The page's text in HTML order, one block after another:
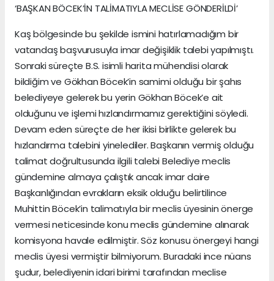
‘BAŞKAN BÖCEK’İN TALİMATIYLA MECLİSE GÖNDERİLDİ’
Kaş bölgesinde bu şekilde ismini hatırlamadığım bir
vatandaş başvurusuyla imar değişiklik talebi yapılmıştı.
Sonraki süreçte B.S. isimli harita mühendisi olarak
bildiğim ve Gökhan Böcek’in samimi olduğu bir şahıs
belediyeye gelerek bu yerin Gökhan Böcek’e ait
olduğunu ve işlemi hızlandırmamız gerektiğini söyledi.
Devam eden süreçte de her ikisi birlikte gelerek bu
hızlandırma talebini yinelediler. Başkanın vermiş olduğu
talimat doğrultusunda ilgili talebi Belediye meclis
gündemine almaya çalıştık ancak imar daire
Başkanlığından evrakların eksik olduğu belirtilince
Muhittin Böcek’in talimatıyla bir meclis üyesinin önerge
vermesi neticesinde konu meclis gündemine alınarak
komisyona havale edilmiştir. Söz konusu önergeyi hangi
meclis üyesi vermiştir bilmiyorum. Buradaki ince nüans
şudur, belediyenin idari birimi tarafından meclise